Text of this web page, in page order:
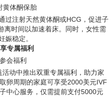
过注射天然黄体酮或HCG，促进子
离时间以加速着床。同时，女性需
娠稳定。
专属福利
动中推出双重专属福利，助力家
卵周期的家庭可享受2000美元IVF
中心服务，仅需提前支付5000元